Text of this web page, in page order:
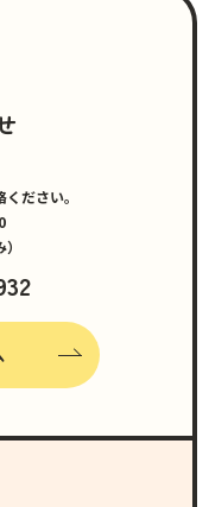
ださい。